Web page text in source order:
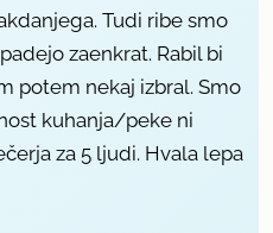
Tudi ribe smo
zaenkrat. Rabil bi
potem nekaj izbral. Smo
kuhanja/peke ni
za 5 ljudi. Hvala lepa